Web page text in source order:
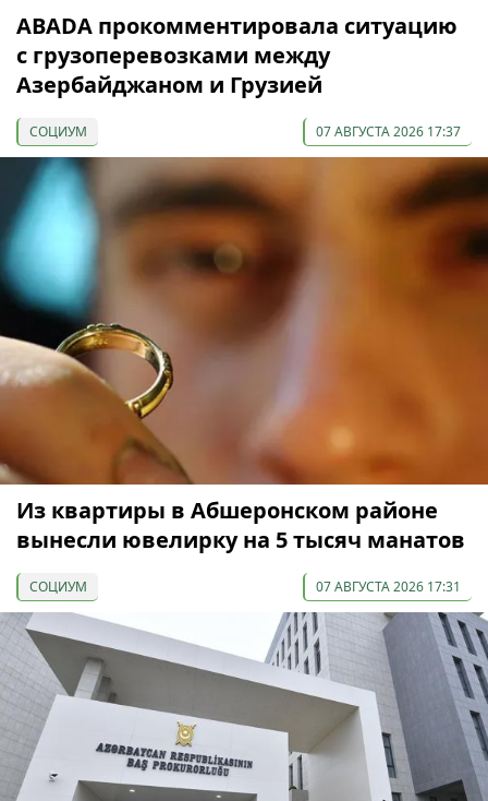
ABADA прокомментировала ситуацию
с грузоперевозками между
Азербайджаном и Грузией
СОЦИУМ 07 АВГУСТА 2026 17:37
Из квартиры в Абшеронском районе
вынесли ювелирку на 5 тысяч манатов
СОЦИУМ 07 АВГУСТА 2026 17:31